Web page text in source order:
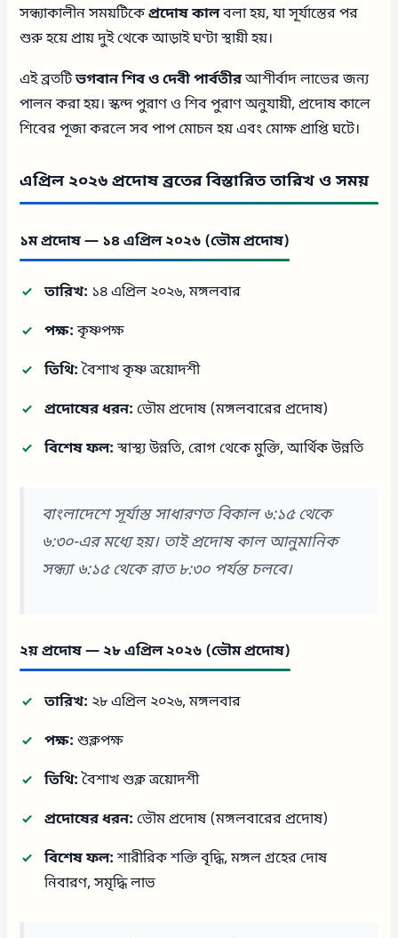
সন্ধ্যাকালীন সময়টিকেপ্রদোষ কালবলা হয়, যা সূর্যাস্তের পর
শুরু হয়ে প্রায় দুই থেকে আড়াই ঘণ্টা স্থায়ী হয়।
এই ব্রতটিভগবান শিব ও দেবী পার্বতীরআশীর্বাদ লাভের জন্য
পালন করা হয়। স্কন্দ পুরাণ ও শিব পুরাণ অনুযায়ী, প্রদোষ কালে
শিবের পূজা করলে সব পাপ মোচন হয় এবং মোক্ষ প্রাপ্তি ঘটে।
এপ্রিল ২০২৬ প্রদোষ ব্রতের বিস্তারিত তারিখ ও সময়
১ম প্রদোষ — ১৪ এপ্রিল ২০২৬ (ভৌম প্রদোষ)
তারিখ: ১৪ এপ্রিল ২০২৬, মঙ্গলবার
পক্ষ:কৃষ্ণপক্ষ
তিথি: বৈশাখ কৃষ্ণ ত্রয়োদশী
প্রদোষের ধরন: ভৌম প্রদোষ (মঙ্গলবারের প্রদোষ)
বিশেষ ফল:স্বাস্থ্য উন্নতি, রোগ থেকে মুক্তি, আর্থিক উন্নতি
বাংলাদেশে সূর্যাস্ত সাধারণত বিকাল ৬:১৫ থেকে
৬:৩০-এর মধ্যে হয়। তাই প্রদোষ কাল আনুমানিক
সন্ধ্যা ৬:১৫ থেকে রাত ৮:৩০ পর্যন্ত চলবে।
২য় প্রদোষ — ২৮ এপ্রিল ২০২৬ (ভৌম প্রদোষ)
তারিখ: ২৮ এপ্রিল ২০২৬, মঙ্গলবার
পক্ষ: শুক্লপক্ষ
তিথি: বৈশাখ শুক্ল ত্রয়োদশী
প্রদোষের ধরন: ভৌম প্রদোষ (মঙ্গলবারের প্রদোষ)
বিশেষ ফল: শারীরিক শক্তি বৃদ্ধি, মঙ্গল গ্রহের দোষ
নিবারণ, সমৃদ্ধি লাভ